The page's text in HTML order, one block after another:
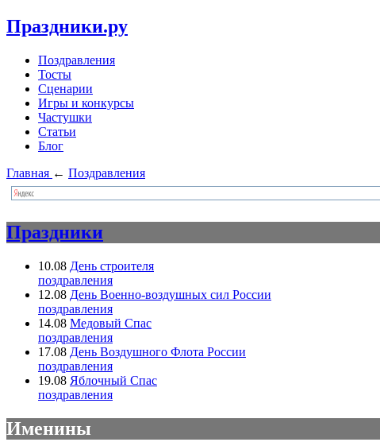
Праздники.ру
Поздравления
Тосты
Сценарии
Игры и конкурсы
Частушки
Статьи
Блог
Главная ← Поздравления
Праздники
10.08 День строителя
поздравления
12.08 День Военно-воздушных сил России
поздравления
14.08 Медовый Спас
поздравления
17.08 День Воздушного Флота России
поздравления
19.08 Яблочный Спас
поздравления
Именины